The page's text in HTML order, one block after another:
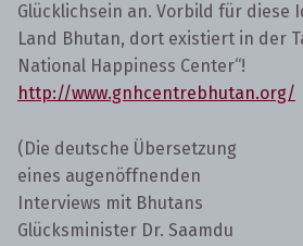
Glücklichsein an. Vorbild für diese
Land Bhutan, dort existiert in der
National Happiness Center“!
http://www.gnhcentrebhutan.org/
(Die deutsche Übersetzung
eines augenöffnenden
Interviews mit Bhutans
Glücksminister Dr. Saamdu